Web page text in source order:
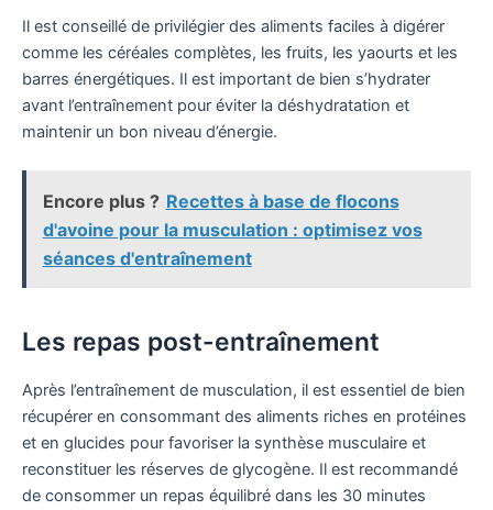
Il est conseillé de privilégier des aliments faciles à digérer
comme les céréales complètes, les fruits, les yaourts et les
barres énergétiques. Il est important de bien s’hydrater
avant l’entraînement pour éviter la déshydratation et
maintenir un bon niveau d’énergie.
Encore plus ? Recettes à base de flocons
d'avoine pour la musculation : optimisez vos
séances d'entraînement
Les repas post-entraînement
Après l’entraînement de musculation, il est essentiel de bien
récupérer en consommant des aliments riches en protéines
et en glucides pour favoriser la synthèse musculaire et
reconstituer les réserves de glycogène. Il est recommandé
de consommer un repas équilibré dans les 30 minutes